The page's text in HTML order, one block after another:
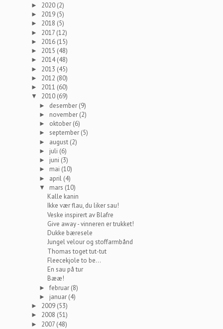
► 2020 (2)
► 2019 (5)
► 2018 (5)
► 2017 (12)
► 2016 (15)
► 2015 (48)
► 2014(48)
► 2013 (45)
► 2012 (80)
► 2011 (60)
▼ 2010 (69)
► desember (9)
► november (2)
► oktober (6)
►september (5)
► august (2)
► juli (6)
► juni (3)
► mai (10)
► april (4)
▼ mars (10)
Kalle kanin
Ikke vær flau, du liker sau!
Veske inspirert av Blafre
Give away - vinneren er trukket!
Dukke bæresele
Jungel velour og stoffarmbånd
Thomas toget tut-tut
Fleecekjole to be...
En sau på tur
Bææ!
►februar (8)
► januar (4)
► 2009 (53)
► 2008 (51)
► 2007 (48)